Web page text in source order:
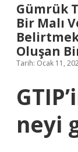
Gümrük
Bir Malı
Oluşan
Tarih: Ocak 11,
neyi